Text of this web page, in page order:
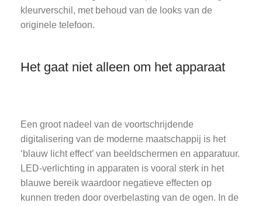
kleurverschil, met behoud van de looks van de
originele telefoon.
Het gaat niet alleen om het apparaat
Een groot nadeel van de voortschrijdende
digitalisering van de moderne maatschappij is het
‘blauw licht effect’ van beeldschermen en apparatuur.
LED-verlichting in apparaten is vooral sterk in het
blauwe bereik waardoor negatieve effecten op
kunnen treden door overbelasting van de ogen. In de